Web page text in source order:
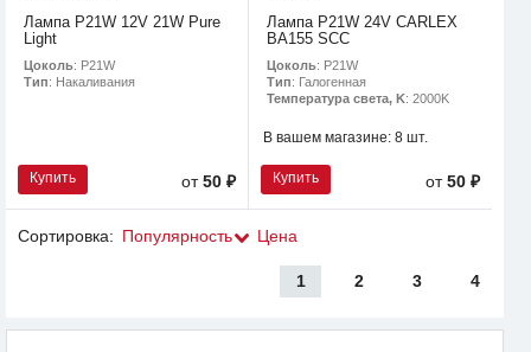
Лампа P21W 12V 21W Pure
Light
Цоколь: P21W
Тип: Накаливания
Купить от50 ₽
Лампа P21W 24V CARLEX
BA155 SCC
Цоколь: P21W
Тип: Галогенная
Температура света, K: 2000K
В вашем магазине: 8 шт.
Купить от50 ₽
Сортировка: Популярность Цена
1 2 3 4